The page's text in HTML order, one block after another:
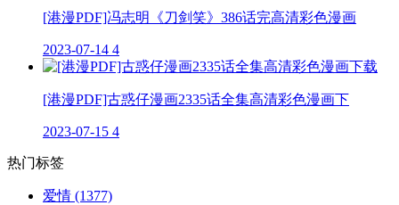
[港漫PDF]冯志明《刀剑笑》386话完高清彩色漫画
2023-07-14 4
[港漫PDF]古惑仔漫画2335话全集高清彩色漫画下
2023-07-15 4
热门标签
爱情 (1377)